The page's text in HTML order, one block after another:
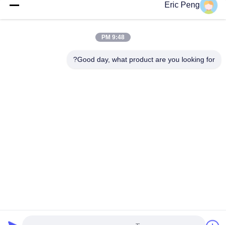
الإلكترونية الهجينة
مضخة مياه السيارات ذات الجودة العالية Bextreme Shell 24VDC
Eric Peng
9:48 PM
Good day, what product are you looking for?